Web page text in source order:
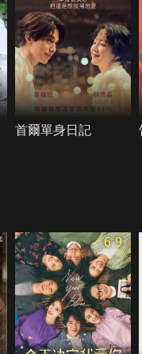
首爾單身日記
6.9